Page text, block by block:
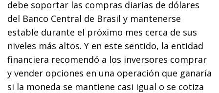
debe soportar las compras diarias de dólares
del Banco Central de Brasil y mantenerse
estable durante el próximo mes cerca de sus
niveles más altos. Y en este sentido, la entidad
financiera recomendó a los inversores comprar
y vender opciones en una operación que ganaría
si la moneda se mantiene casi igual o se cotiza